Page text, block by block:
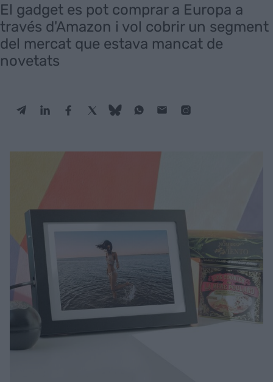
El gadget es pot comprar a Europa a
través d'Amazon i vol cobrir un segment
del mercat que estava mancat de
novetats